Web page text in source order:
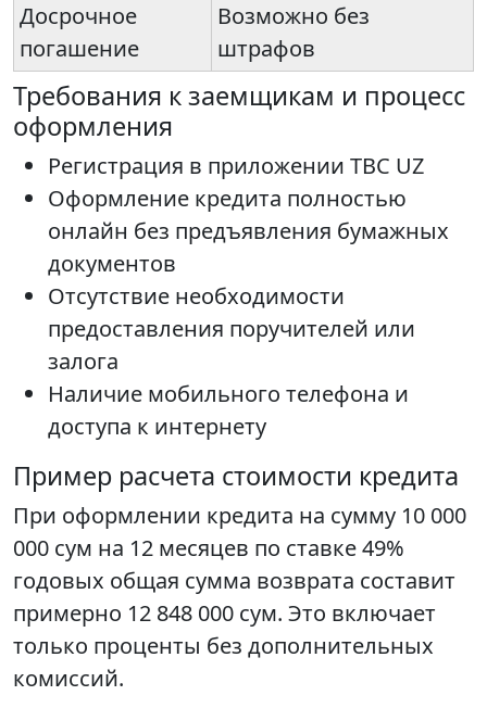
Досрочное
погашение
Возможно без
штрафов
Требования к заемщикам и процесс
оформления
Регистрация в приложении TBC UZ
Оформление кредита полностью
онлайн без предъявления бумажных
документов
Отсутствие необходимости
предоставления поручителей или
залога
Наличие мобильного телефона и
доступа к интернету
Пример расчета стоимости кредита
При оформлении кредита на сумму 10 000
000 сум на 12 месяцев по ставке 49%
годовых общая сумма возврата составит
примерно 12 848 000 сум. Это включает
только проценты без дополнительных
комиссий.